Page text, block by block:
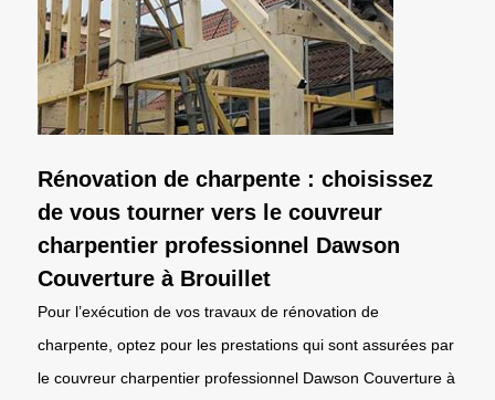
Rénovation de charpente : choisissez
de vous tourner vers le couvreur
charpentier professionnel Dawson
Couverture à Brouillet
Pour l’exécution de vos travaux de rénovation de
charpente, optez pour les prestations qui sont assurées par
le couvreur charpentier professionnel Dawson Couverture à